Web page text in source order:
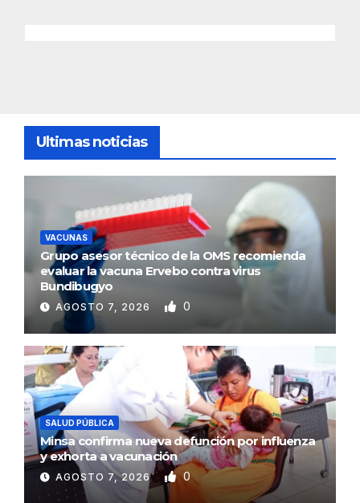
Ultimas noticias
VACUNAS
Grupo asesor técnico de la OMS recomienda
evaluar la vacuna Ervebo contra virus
Bundibugyo
AGOSTO 7, 2026 0
SALUD PÚBLICA
Minsa confirma nueva defunción por influenza
y exhorta a vacunación
AGOSTO 7, 2026 0